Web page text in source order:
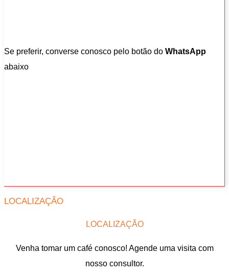
Se preferir, converse conosco pelo botão do WhatsApp
abaixo
LOCALIZAÇÃO
LOCALIZAÇÃO
Venha tomar um café conosco! Agende uma visita com
nosso consultor.